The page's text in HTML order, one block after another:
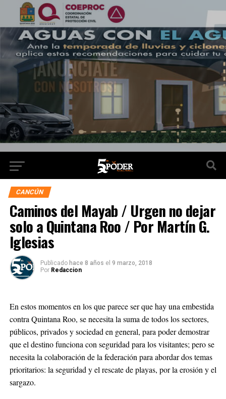
CANCÚN
Caminos del Mayab / Urgen no dejar
solo a Quintana Roo / Por Martín G.
Iglesias
Publicado hace 8 años el 9 marzo, 2018
Por Redaccion
En estos momentos en los que parece ser que hay una embestida
contra Quintana Roo, se necesita la suma de todos los sectores,
públicos, privados y sociedad en general, para poder demostrar
que el destino funciona con seguridad para los visitantes; pero se
necesita la colaboración de la federación para abordar dos temas
prioritarios: la seguridad y el rescate de playas, por la erosión y el
sargazo.